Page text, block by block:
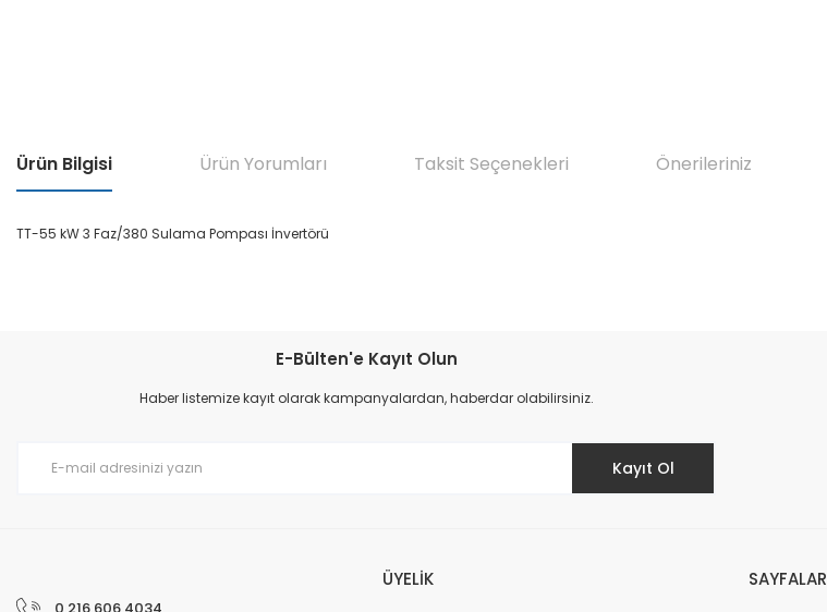
Ürün Bilgisi Ürün Yorumları Taksit Seçenekleri Önerileriniz
TT-55 kW 3 Faz/380 Sulama Pompası İnvertörü
Ürün resmi kalitesiz, bozuk veya görüntülenemiyor.
E-Bülten'e Kayıt Olun
Haber listemize kayıt olarak kampanyalardan, haberdar olabilirsiniz.
Kayıt Ol
ÜYELİK SAYFALAR